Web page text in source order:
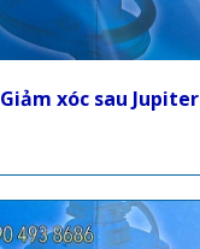
Giảm xóc sau Jupiter